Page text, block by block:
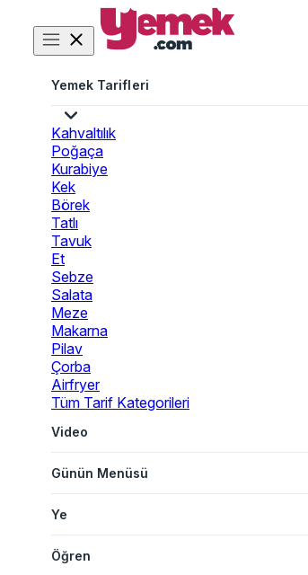
Yemek Tarifleri
Kahvaltılık
Poğaça
Kurabiye
Kek
Börek
Tatlı
Tavuk
Et
Sebze
Salata
Meze
Makarna
Pilav
Çorba
Airfryer
Tüm Tarif Kategorileri
Video
Günün Menüsü
Ye
Öğren